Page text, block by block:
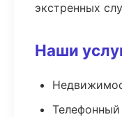
экстренных
Наши